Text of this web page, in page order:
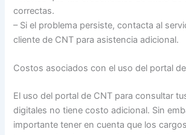
correctas.
– Si el problema persiste, contacta al
cliente de CNT para asistencia adicional.
Costos asociados con el uso del portal
El uso del portal de CNT para consultar
digitales no tiene costo adicional. Sin
importante tener en cuenta que los